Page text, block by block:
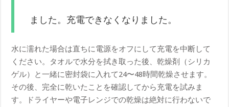
ました。充電できなくなりました。
水に濡れた場合は直ちに電源をオフにして充電を中断して
ください。タオルで水分を拭き取った後、乾燥剤（シリカ
ゲル）と一緒に密封袋に入れて24〜48時間乾燥させます。
その後、完全に乾いたことを確認してから充電を試みま
す。ドライヤーや電子レンジでの乾燥は絶対に行わないで